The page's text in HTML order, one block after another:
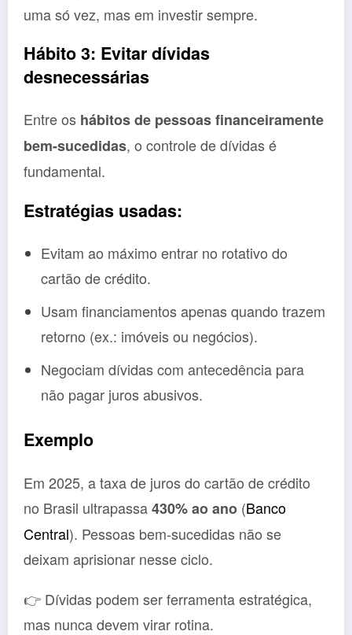
uma só vez, mas em investir sempre.
Hábito 3: Evitar dívidas
desnecessárias
Entre os hábitos de pessoas financeiramente
bem-sucedidas, o controle de dívidas é
fundamental.
Estratégias usadas:
Evitam ao máximo entrar no rotativo do
cartão de crédito.
Usam financiamentos apenas quando trazem
retorno (ex.: imóveis ou negócios).
Negociam dívidas com antecedência para
não pagar juros abusivos.
Exemplo
Em 2025, a taxa de juros do cartão de crédito
no Brasil ultrapassa430% ao ano (Banco
Central). Pessoas bem-sucedidas não se
deixam aprisionar nesse ciclo.
👉 Dívidas podem ser ferramenta estratégica,
mas nunca devem virar rotina.